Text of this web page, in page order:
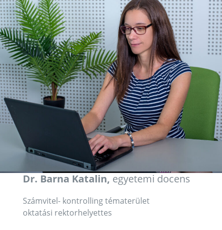
Dr. Barna Katalin, egyetemi docens
Számvitel- kontrolling tématerület
oktatási rektorhelyettes